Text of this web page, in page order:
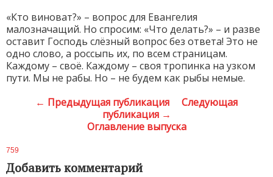
«Кто виноват?» – вопрос для Евангелия
малозначащий. Но спросим: «Что делать?» – и разве
оставит Господь слёзный вопрос без ответа! Это не
одно слово, а россыпь их, по всем страницам.
Каждому – своё. Каждому – своя тропинка на узком
пути. Мы не рабы. Но – не будем как рыбы немые.
← Предыдущая публикация
Следующая
публикация →
Оглавление выпуска
759
Добавить комментарий